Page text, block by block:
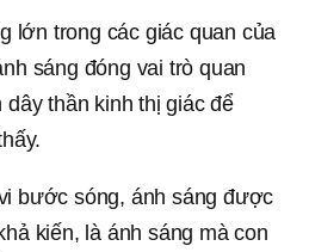
lớn trong các giác quan của
sáng đóng vai trò quan
thần kinh thị giác để
bước sóng, ánh sáng được
kiến, là ánh sáng mà con